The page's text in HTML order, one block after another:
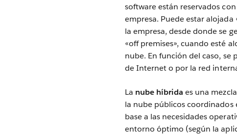
software están reservados
empresa. Puede estar alojada
la empresa, desde donde se
«off premises», cuando esté
nube. En función del caso,
de Internet o por la red
La nube híbrida es una
la nube públicos
base a las necesidades
entorno óptimo (según la